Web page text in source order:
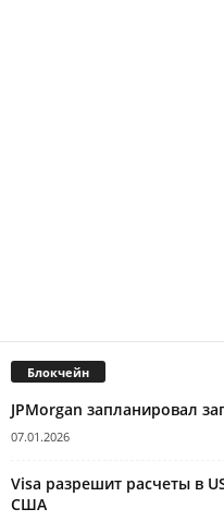
Блокчейн
JPMorgan запланировал
07.01.2026
Visa разрешит расчеты в
США